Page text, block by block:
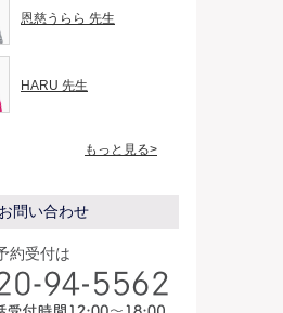
20
時
20
時
21
時
21
時
22
時
22
時
23
時
23
時
恩慈うらら 先生
HARU 先生
もっと見る>
お問い合わせ
約受付は